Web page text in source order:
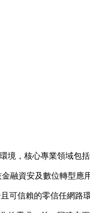
，核心專業領域包括
融資安及數位轉型應
可信賴的零信任網路